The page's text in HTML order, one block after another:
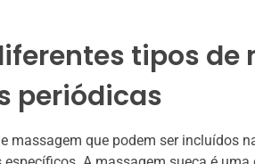
tipos de
periódicas
massagem que podem ser incluídos